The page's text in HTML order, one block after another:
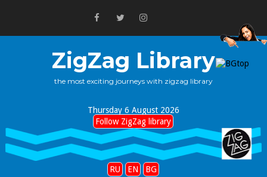
ZigZag Library
the most exciting journeys with zigzag library
Thursday 6 August 2026
Follow ZigZag library
RU EN BG